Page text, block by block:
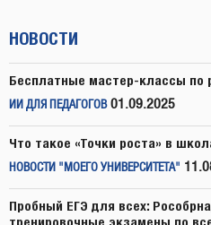
НОВОСТИ
Бесплатные мастер-классы по
ИИ ДЛЯ ПЕДАГОГОВ 01.09.2025
Что такое «Точки роста» в
НОВОСТИ "МОЕГО УНИВЕРСИТЕТА"
Пробный ЕГЭ для всех:
тренировочные экзамены по